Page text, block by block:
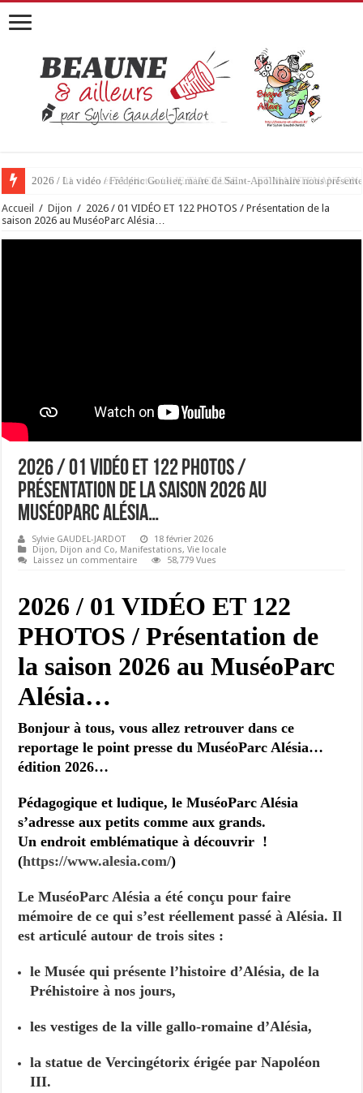
2026 / 01 vidéo et 51 photos / « JE T’ACCUSE »…ET MAINTENANT
Accueil / Dijon / 2026 / 01 VIDÉO ET 122 PHOTOS / Présentation de la
saison 2026 au MuséoParc Alésia…
2026 / 01 VIDÉO ET 122 PHOTOS /
Présentation de la saison 2026 au
MuséoParc Alésia…
Sylvie GAUDEL-JARDOT
18 février 2026
Dijon, Dijon and Co, Manifestations,Vie locale
Laissez un commentaire
58,779 Vues
2026 / 01 VIDÉO ET 122
PHOTOS / Présentation de
la saison 2026 au MuséoParc
Alésia…
Bonjour à tous, vous allez retrouver dans ce
reportage le point presse du MuséoParc Alésia…
édition 2026…
Pédagogique et ludique, le MuséoParc Alésia
s’adresse aux petits comme aux grands.
Un endroit emblématique à découvrir !
(https://www.alesia.com/)
Le MuséoParc Alésia a été conçu pour faire
mémoire de ce qui s’est réellement passé à Alésia. Il
est articulé autour de trois sites :
le Musée qui présente l’histoire d’Alésia, de la
Préhistoire à nos jours,
les vestiges de la ville gallo-romaine d’Alésia,
la statue de Vercingétorix érigée par Napoléon
III.